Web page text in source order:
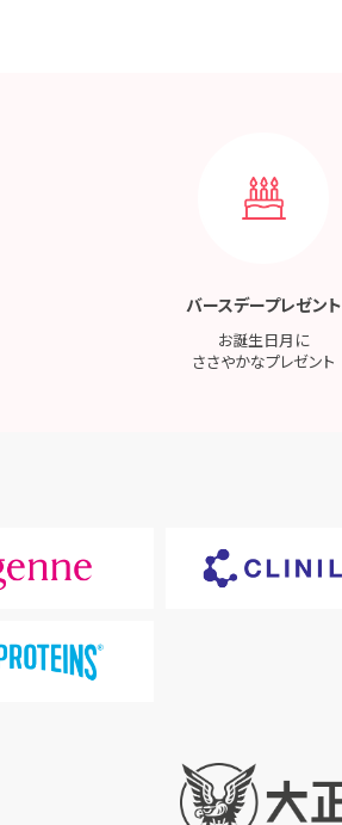
バースデープレゼント
お誕生日月に
ささやかなプレゼント